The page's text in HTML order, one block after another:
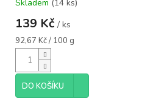
Skladem (14 ks)
139 Kč / ks
Měrná
cena:
92,67 Kč / 100 g
DO KOŠÍKU